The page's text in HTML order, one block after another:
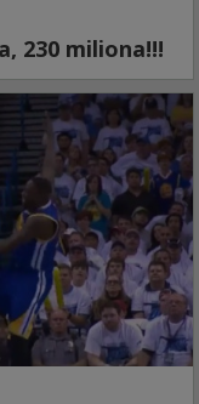
230 miliona!!!